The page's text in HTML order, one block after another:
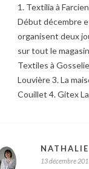
1. Textilia à
Début décembre
organisent deux
sur tout le
Textiles à
Louvière 3. La
Couillet 4. Gitex
NATHALIE
13 décembre